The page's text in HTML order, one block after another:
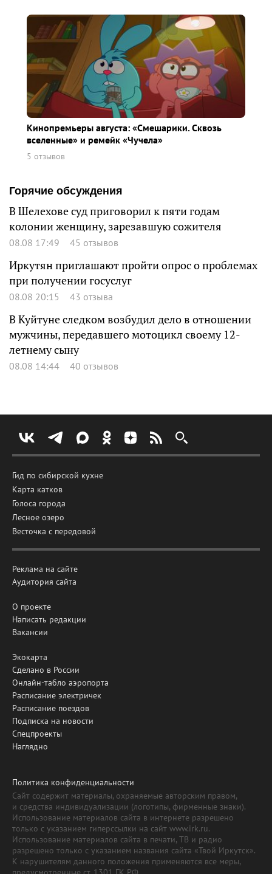
Кинопремьеры августа: «Смешарики. Сквозь
вселенные» и ремейк «Чучела»
5 отзывов
Горячие обсуждения
В Шелехове суд приговорил к пяти годам
колонии женщину, зарезавшую сожителя
08.08 17:49 45 отзывов
Иркутян приглашают пройти опрос о проблемах
при получении госуслуг
08.08 20:15 43 отзыва
В Куйтуне следком возбудил дело в отношении
мужчины, передавшего мотоцикл своему 12-
летнему сыну
08.08 14:44 40 отзывов
Гид по сибирской кухне
Карта катков
Голоса города
Лесное озеро
Весточка с передовой
Реклама на сайте
Аудитория сайта
О проекте
Написать редакции
Вакансии
Экокарта
Сделано в России
Онлайн-табло аэропорта
Расписание электричек
Расписание поездов
Подписка на новости
Спецпроекты
Наглядно
Политика конфиденциальности
Сайт содержит материалы, охраняемые авторским правом,
и средства индивидуализации (логотипы, фирменные знаки).
Использование материалов сайта в интернете разрешено
только с указанием гиперссылки на сайт www.irk.ru.
Использование материалов сайта в печати, ТВ и радио
разрешено только с указанием названия сайта «Твой Иркутск».
К нарушителям данного положения применяются все меры,